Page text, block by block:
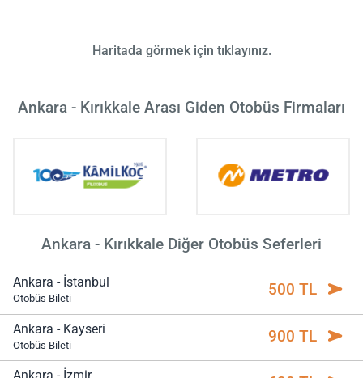
Haritada görmek için tıklayınız.
Ankara - Kırıkkale Arası Giden Otobüs Firmaları
Ankara - Kırıkkale Diğer Otobüs Seferleri
Ankara - İstanbul
Otobüs Bileti 500 TL
Ankara - Kayseri
Otobüs Bileti 900 TL